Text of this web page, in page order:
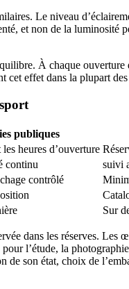
Le niveau
et non de la luminosité
À chaque
cet effet dans la plupart
publiques
heures d’ouverture
continu
suivi
contrôlé
Sur
dans les réserves. Les
l’étude, la
de son état, choix de